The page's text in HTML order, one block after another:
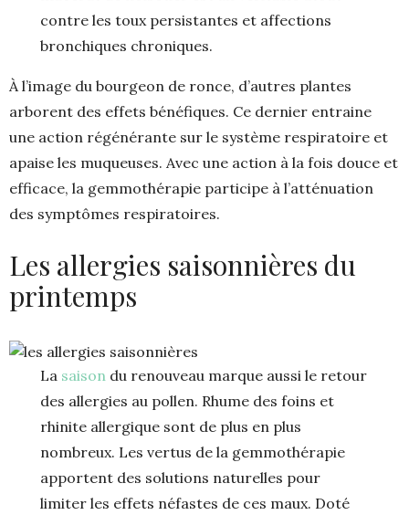
contre les toux persistantes et affections
bronchiques chroniques​​.
À l’image du bourgeon de ronce, d’autres plantes
arborent des effets bénéfiques. Ce dernier entraine
une action régénérante sur le système respiratoire et
apaise les muqueuses. Avec une action à la fois douce et
efficace, la gemmothérapie participe à l’atténuation
des symptômes respiratoires.
Les allergies saisonnières du
printemps
La saison du renouveau marque aussi le retour
des allergies au pollen. Rhume des foins et
rhinite allergique sont de plus en plus
nombreux. Les vertus de la gemmothérapie
apportent des solutions naturelles pour
limiter les effets néfastes de ces maux. Doté